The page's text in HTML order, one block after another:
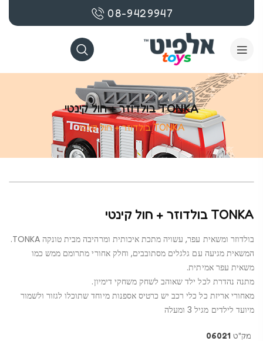
08-9429947
TONKA בולדוזר + חול קינטי
TONKA בולדוזר + חול קינטי
TONKA בולדוזר + חול קינטי
בולדוזר ומשאית עפר, עשויה מתכת איכותית ומרהיבה מבית טונקה TONKA.
המשאית מגיעה עם גלגלים מסתובבים, וחלק אחורי מתרומם ממש כמו
משאית עפר אמיתית.
מתנה נהדרת לכל ילד שאוהב לשחק משחקי דימיון.
מאחורי אריזת כל כלי רכב יש כרטיס אספנות מיוחד שתוכלו לגזור ולשמור
מיועד לילדים מגיל 3 ומעלה
מק"ט 06021